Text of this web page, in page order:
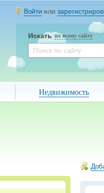
Войти или
Искать по всему сайту
Недвижимость